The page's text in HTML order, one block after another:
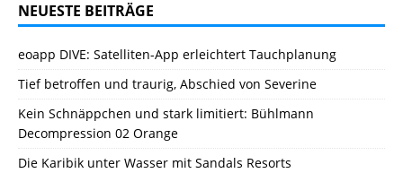
NEUESTE BEITRÄGE
eoapp DIVE: Satelliten-App erleichtert Tauchplanung
Tief betroffen und traurig, Abschied von Severine
Kein Schnäppchen und stark limitiert: Bühlmann
Decompression 02 Orange
Die Karibik unter Wasser mit Sandals Resorts